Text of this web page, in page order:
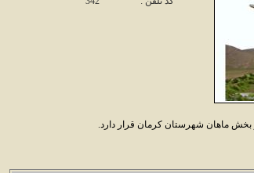
بخش ماهان شهرستان کرمان قرار دارد.